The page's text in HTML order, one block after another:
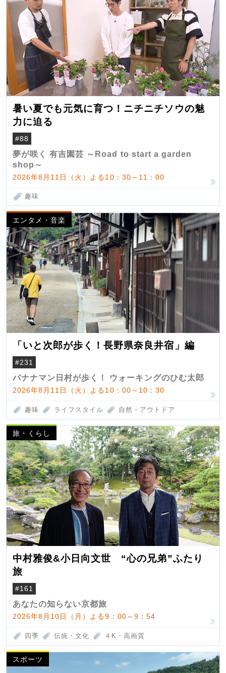
暑い夏でも元気に育つ！ニチニチソウの魅
力に迫る
#88
夢が咲く 有吉園芸 ～Road to start a garden
shop～
2026年8月11日（火）よる10：30～11：00
趣味
エンタメ・音楽
「いと次郎が歩く！長野県奈良井宿」編
#231
バナナマン日村が歩く！ ウォーキングのひむ太郎
2026年8月11日（火）よる10：00～10：30
趣味 ライフスタイル 自然・アウトドア
旅・くらし
中村雅俊&小日向文世 “心の兄弟”ふたり
旅
#161
あなたの知らない京都旅
2026年8月10日（月）よる9：00～9：54
四季 伝統・文化 ４K・高画質
スポーツ